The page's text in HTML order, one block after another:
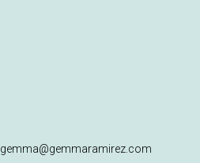
gemma@gemmaramirez.com